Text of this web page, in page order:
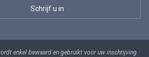
enkel bewaard en gebruikt voor uw inschrijving